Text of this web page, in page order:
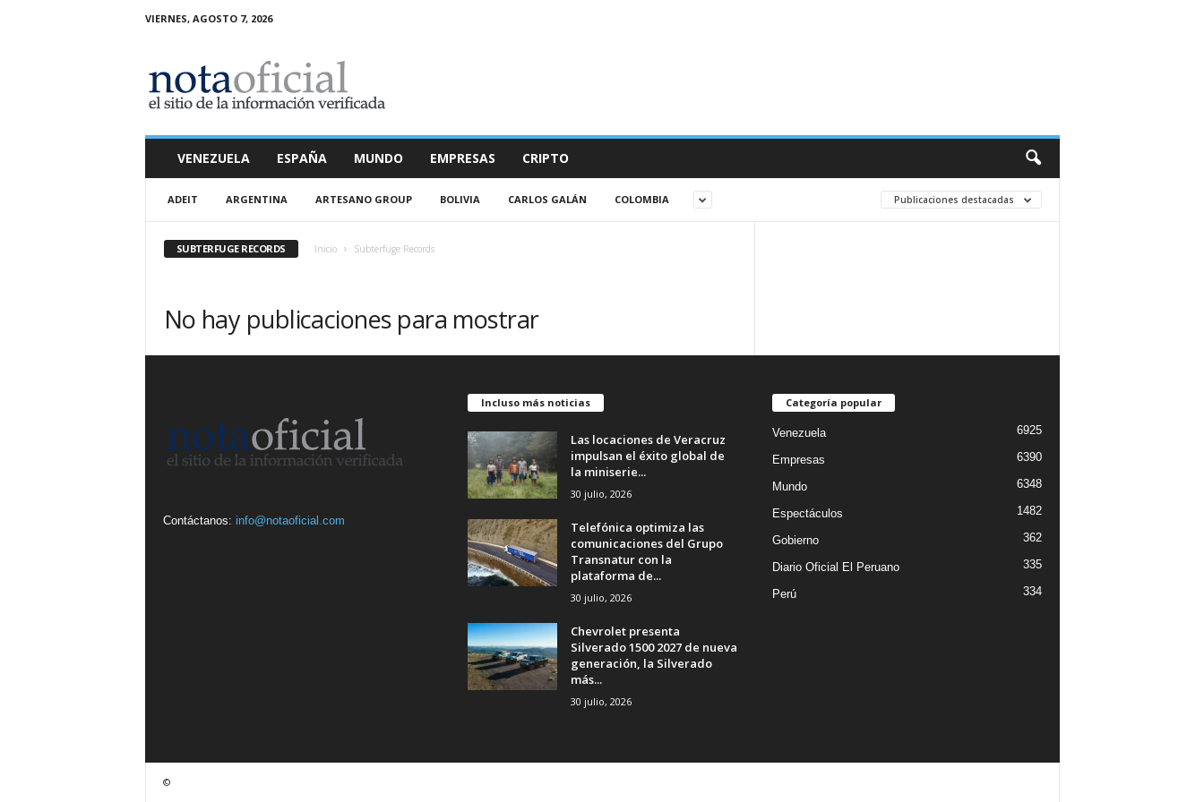
VIERNES, AGOSTO 7, 2026
a
O
l
VENEZUELA ESPAÑA MUNDO EMPRESAS CRIPTO
ADEIT ARGENTINA ARTESANO GROUP BOLIVIA CARLOS GALÁN COLOMBIA Publicaciones destacadas
SUBTERFUGE RECORDS Inicio Subterfuge Records
No hay publicaciones para mostrar
Contáctanos: info@notaoficial.com
Incluso más noticias
Las locaciones de Veracruz
impulsan el éxito global de
la miniserie...
30 julio, 2026
Telefónica optimiza las
comunicaciones del Grupo
Transnatur con la
plataforma de...
30 julio, 2026
Chevrolet presenta
Silverado 1500 2027 de nueva
generación, la Silverado
más...
30 julio, 2026
Categoría popular
Venezuela 6925
Empresas 6390
Mundo 6348
Espectáculos 1482
Gobierno 362
Diario Oficial El Peruano 335
Perú 334
©